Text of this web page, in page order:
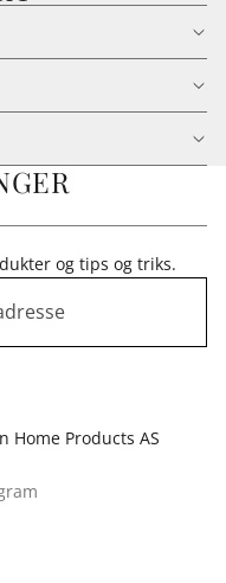
og tips og triks.
Home Products AS